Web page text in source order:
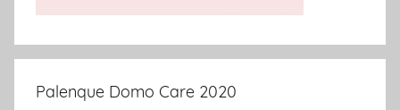
Palenque Domo Care 2020